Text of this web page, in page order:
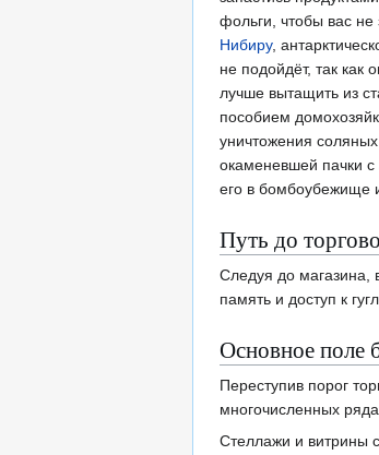
фольги, чтобы вас
Нибиру,
не подойдёт, так
лучше вытащить из
пособием
уничтожения
окаменевшей пачки с
его в бомбоубежище
Путь до
Следуя до магазина,
память и доступ к
Основное поле
Переступив порог
многочисленных
Стеллажи и витрины